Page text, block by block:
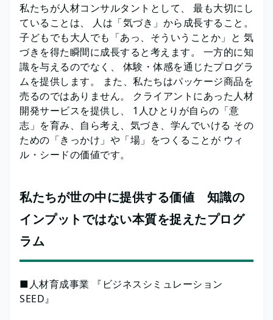
私たちが人材コンサルタントとして、 最も大切にし
ていることは、 人は「気づき」から成長すること。
子どもでも大人でも「あっ、そういうことか」と 気
づきを得た瞬間に成長すると考えます。 一方的に知
識を与えるのでなく、 体験・体感を通じたプログラ
ムを提供します。 また、私たちはパッケージ商品を
売るのではありません。 クライアントにあった人材
開発サービスを提供し、 1人ひとりが自らの「意
志」を育み、自ら考え、気づき、学んでいける その
ための「きっかけ」や「場」をつくることが ウィ
ル・シードの価値です。
私たちが世の中に提供する価値 知識の
インプットではない本質を捉えたプログ
ラム
■人材育成事業 『ビジネスシミュレーション
SEED』